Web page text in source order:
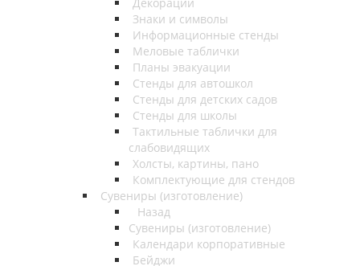
Знаки и символы
Информационные стенды
Меловые таблички
Планы эвакуации
Стенды для автошкол
Стенды для детских садов
Стенды для школы
Тактильные таблички для
слабовидящих
Холсты, картины, пано
Комплектующие для стендов
Сувениры (изготовление)
Назад
Сувениры (изготовление)
Календари корпоративные
Бейджи